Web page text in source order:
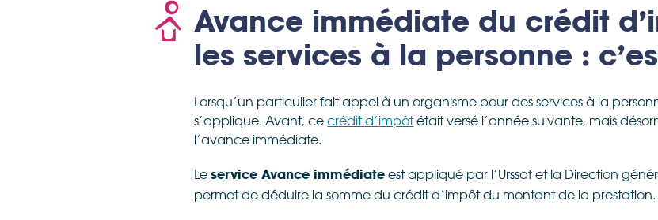
Avance immédiate du crédit
les services à la personne :
Lorsqu’un particulier fait appel à un organisme pour des services à la
s’applique. Avant, cecrédit d’impôtétait versé l’année suivante, mais
l’avance immédiate.
Leservice Avance immédiate est appliqué par l’Urssaf et la Direction
permet de déduire la somme du crédit d’impôt du montant de la prestation.